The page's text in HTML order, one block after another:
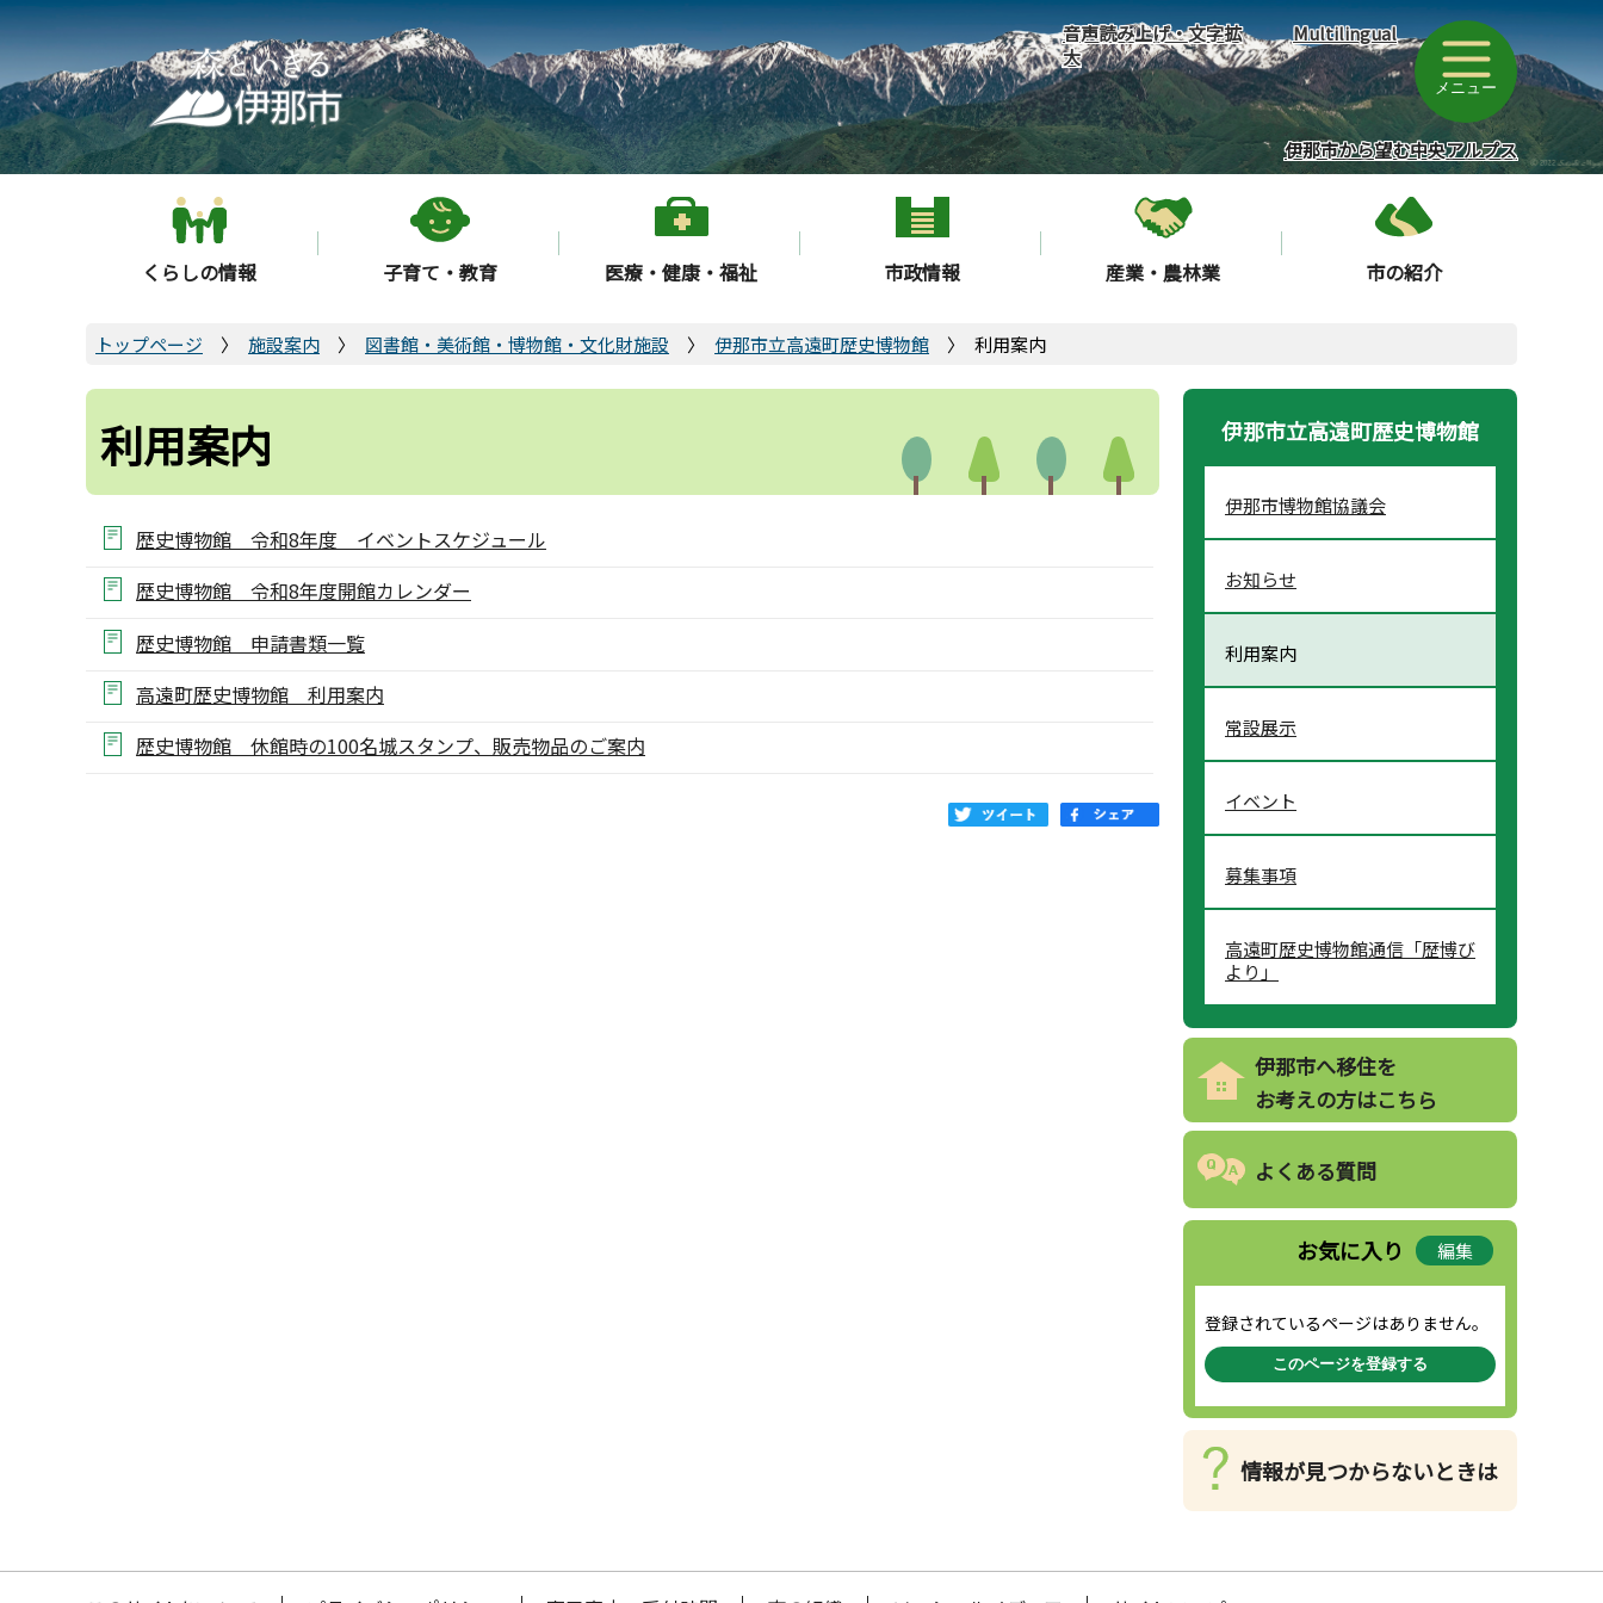
こ
の
ペ
ー
ジ
の
音声読み上げ・文字拡
大
Multilingual
メニュー
伊那市から望む中央アルプス
くらしの情報 子育て・教育 医療・健康・福祉 市政情報 産業・農林業 市の紹介
トップページ 施設案内 図書館・美術館・博物館・文化財施設 伊那市立高遠町歴史博物館 利用案内
利用案内
歴史博物館 令和8年度 イベントスケジュール
歴史博物館 令和8年度開館カレンダー
歴史博物館 申請書類一覧
高遠町歴史博物館 利用案内
歴史博物館 休館時の100名城スタンプ、販売物品のご案内
伊那市立高遠町歴史博物館
伊那市博物館協議会
お知らせ
利用案内
常設展示
イベント
募集事項
高遠町歴史博物館通信「歴博び
より」
伊那市へ移住を
お考えの方はこちら
よくある質問
お気に入り 編集
登録されているページはありません。
このページを登録する
情報が見つからないときは